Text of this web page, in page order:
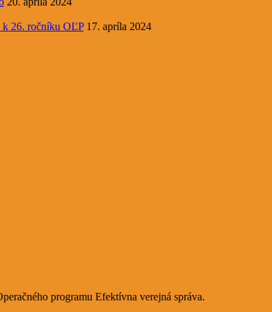
k 26. ročníku OĽP 17. apríla 2024
programu Efektívna verejná správa.